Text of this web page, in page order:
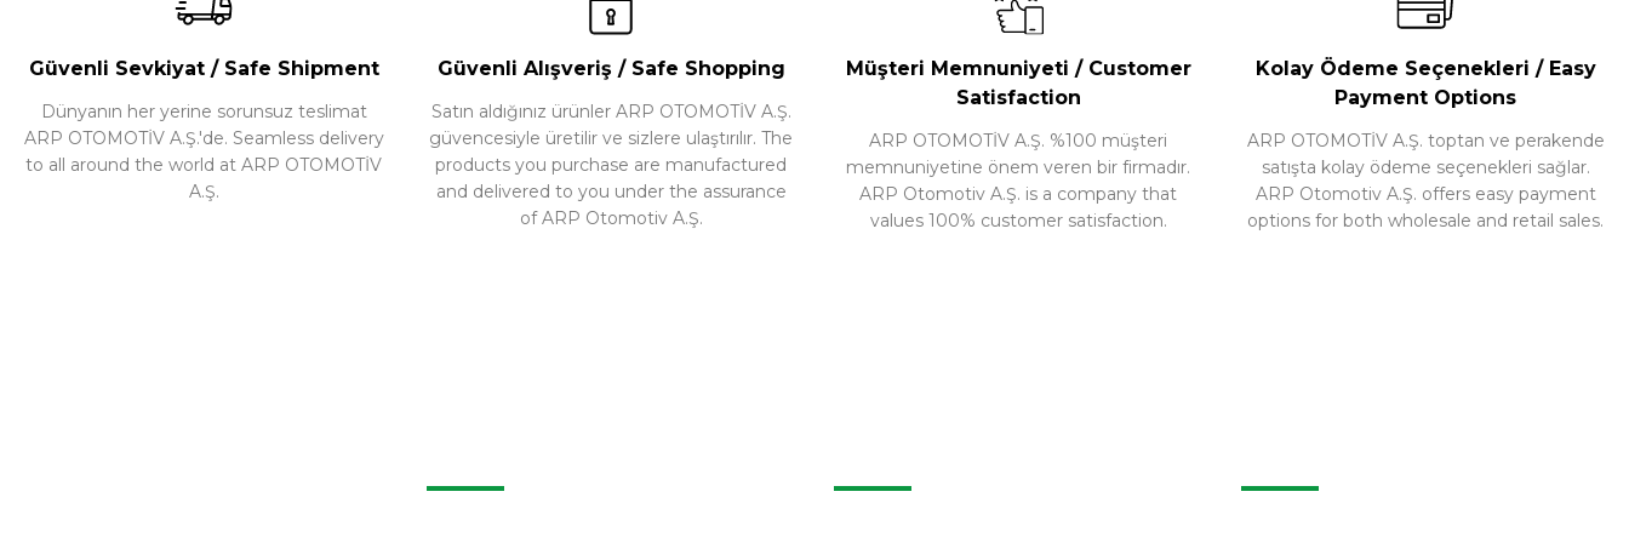
Ürünü İncele Ürünü İncele Ürünü İncele Ürünü İncele
Güvenli Sevkiyat / Safe Shipment
Dünyanın her yerine sorunsuz teslimat
ARP OTOMOTİV A.Ş.'de. Seamless delivery
to all around the world at ARP OTOMOTİV
A.Ş.
Güvenli Alışveriş / Safe Shopping
Satın aldığınız ürünler ARP OTOMOTİV A.Ş.
güvencesiyle üretilir ve sizlere ulaştırılır. The
products you purchase are manufactured
and delivered to you under the assurance
of ARP Otomotiv A.Ş.
Müşteri Memnuniyeti / Customer
Satisfaction
ARP OTOMOTİV A.Ş. %100 müşteri
memnuniyetine önem veren bir firmadır.
ARP Otomotiv A.Ş. is a company that
values 100% customer satisfaction.
Kolay Ödeme Seçenekleri / Easy
Payment Options
ARP OTOMOTİV A.Ş. toptan ve perakende
satışta kolay ödeme seçenekleri sağlar.
ARP Otomotiv A.Ş. offers easy payment
options for both wholesale and retail sales.